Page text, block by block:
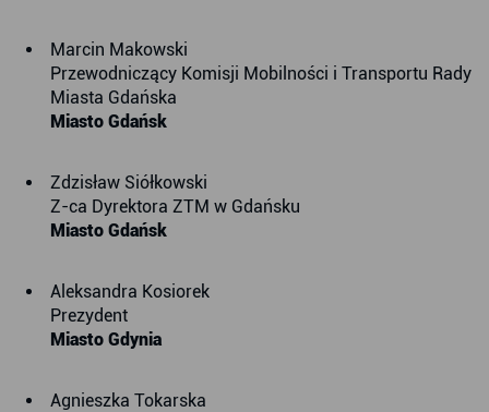
Marcin Makowski
Przewodniczący Komisji Mobilności i Transportu Rady
Miasta Gdańska
Miasto Gdańsk
Zdzisław Siółkowski
Z-ca Dyrektora ZTM w Gdańsku
Miasto Gdańsk
Aleksandra Kosiorek
Prezydent
Miasto Gdynia
Agnieszka Tokarska